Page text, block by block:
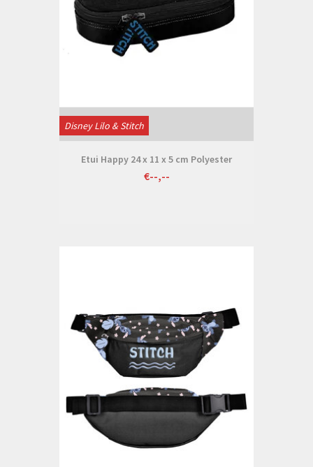
Disney Lilo & Stitch
Etui Happy 24 x 11 x 5 cm Polyester
€--,--